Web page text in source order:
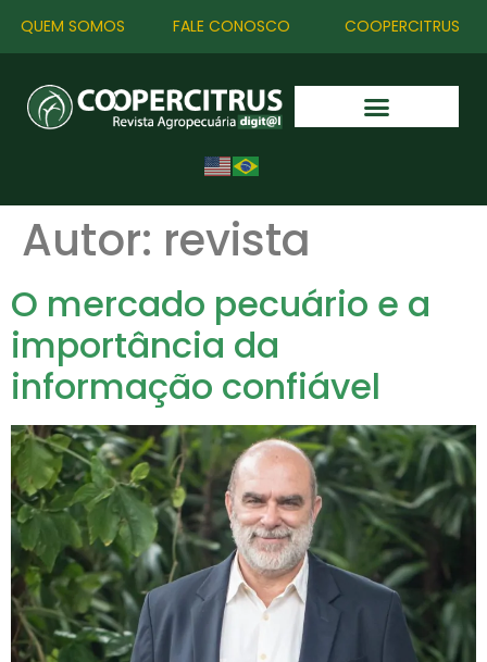
QUEM SOMOS FALE CONOSCO COOPERCITRUS
Autor: revista
O mercado pecuário e a
importância da
informação confiável